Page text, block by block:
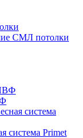
СМЛ потолки
система
система Primet